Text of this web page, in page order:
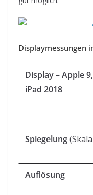
Displaymessungen
Display – Apple
iPad 2018
Spiegelung
Auflösung